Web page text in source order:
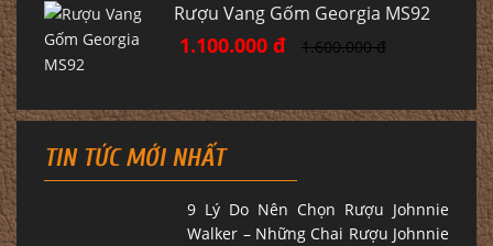
Rượu Vang Gốm Georgia MS92
1.100.000 đ 1.600.000 đ
TIN TỨC MỚI NHẤT
9 Lý Do Nên Chọn Rượu Johnnie
Walker – Những Chai Rượu Johnnie